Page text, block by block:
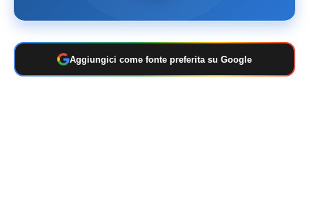
Aggiungici come fonte preferita su Google